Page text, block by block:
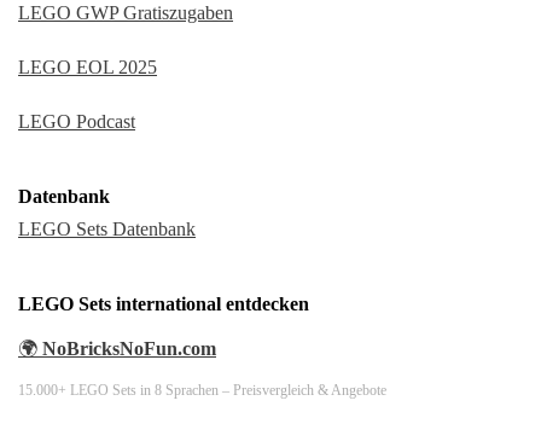
LEGO GWP Gratiszugaben
LEGO EOL 2025
LEGO Podcast
Datenbank
LEGO Sets Datenbank
LEGO Sets international entdecken
🌍 NoBricksNoFun.com
15.000+ LEGO Sets in 8 Sprachen – Preisvergleich & Angebote